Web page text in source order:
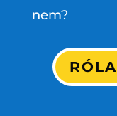
nem?